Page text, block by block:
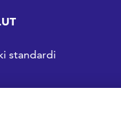
standardi